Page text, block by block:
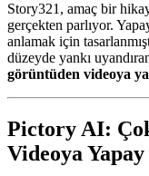
Story321, amaç bir
gerçekten parlıyor.
anlamak için
düzeyde yankı
görüntüden videoya
Pictory AI:
Videoya